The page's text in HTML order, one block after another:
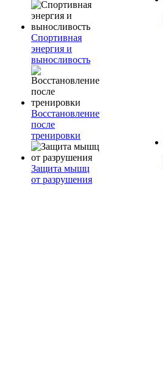
Спортивная
энергия и
выносливость
Восстановление
после
тренировки
Защита мышц
от разрушения